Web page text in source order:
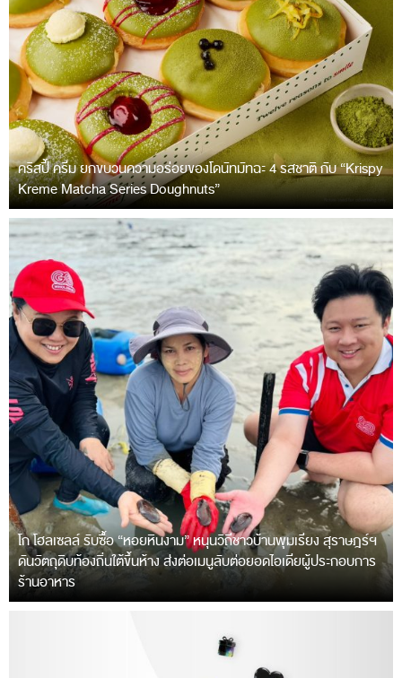
คริสปี้ ครีม ยกขบวนความอร่อยของโดนัทมัทฉะ 4 รสชาติ กับ “Krispy
Kreme Matcha Series Doughnuts”
โก โฮลเซลล์ รับซื้อ “หอยหินงาม” หนุนวิถีชาวบ้านพุมเรียง สุราษฎร์ฯ
ดันวัตถุดิบท้องถิ่นใต้ขึ้นห้าง ส่งต่อเมนูลับต่อยอดไอเดียผู้ประกอบการ
ร้านอาหาร